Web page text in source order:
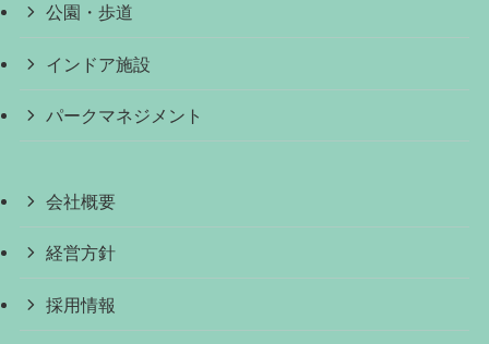
公園・歩道
インドア施設
パークマネジメント
会社概要
経営方針
採用情報